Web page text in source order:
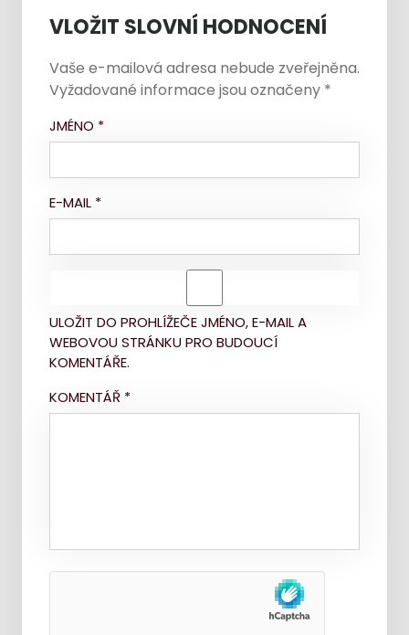
VLOŽIT SLOVNÍ HODNOCENÍ
Vaše e-mailová adresa nebude zveřejněna.
Vyžadované informace jsou označeny *
JMÉNO *
E-MAIL *
ULOŽIT DO PROHLÍŽEČE JMÉNO, E-MAIL A
WEBOVOU STRÁNKU PRO BUDOUCÍ
KOMENTÁŘE.
KOMENTÁŘ *